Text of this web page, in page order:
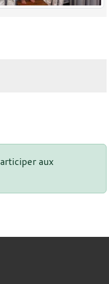
aux